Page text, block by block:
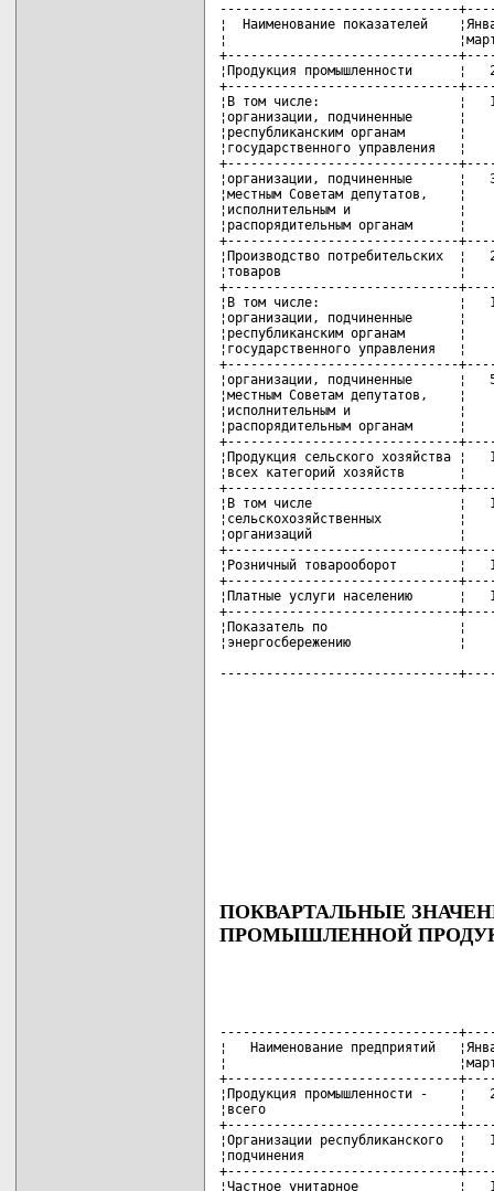
-------------------------------
¦  Наименование показателей
¦                              ¦март
+------------------------------
¦Продукция промышленности
+------------------------------
¦В том числе:                  ¦
¦организации, подчиненные
¦республиканским органам
¦государственного
+------------------------------
¦организации, подчиненные      ¦
¦местным Советам
¦исполнительным и
¦распорядительным
+------------------------------
¦Производство потребительских
¦товаров
+------------------------------
¦В том числе:                  ¦
¦организации, подчиненные
¦республиканским органам
¦государственного
+------------------------------
¦организации, подчиненные      ¦
¦местным Советам
¦исполнительным и
¦распорядительным
+------------------------------
¦Продукция сельского хозяйства
¦всех категорий хозяйств
+------------------------------
¦В том числе                   ¦
¦сельскохозяйственных
¦организаций
+------------------------------
¦Розничный товарооборот        ¦
+------------------------------
¦Платные услуги населению
+------------------------------
¦Показатель по                 ¦
¦энергосбережению
-------------------------------
ПОКВАРТАЛЬНЫЕ
ПРОМЫШЛЕННОЙ
-------------------------------
¦   Наименование предприятий
¦                              ¦март
+------------------------------
¦Продукция промышленности -
¦всего                         ¦
+------------------------------
¦Организации республиканского
¦подчинения
+------------------------------
¦Частное унитарное             ¦